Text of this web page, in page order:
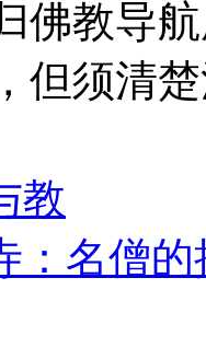
佛教导
但须清
教
：名僧的